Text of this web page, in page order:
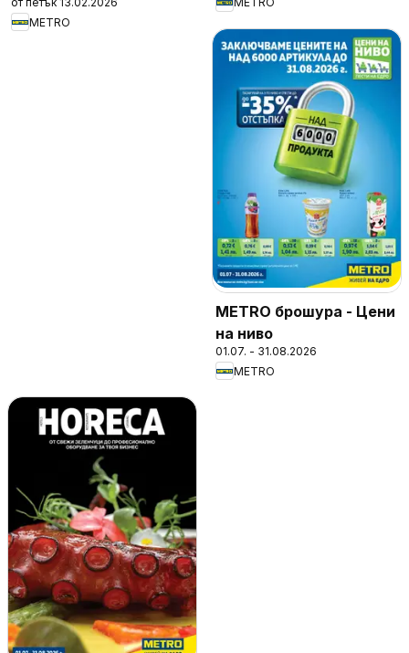
METRO
METRO брошура - Цени
на ниво
01.07. - 31.08.2026
METRO